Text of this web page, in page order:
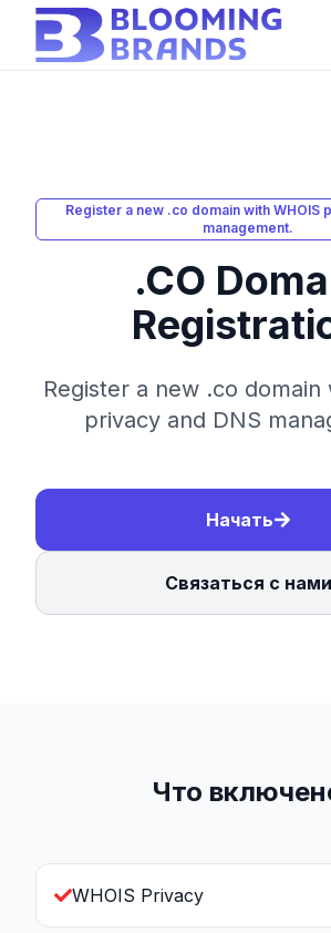
Register a new .co domain with WHOIS
management.
.CO
Register a new .co domain
privacy and DNS
Начать
Связаться с нами
Что
WHOIS Privacy